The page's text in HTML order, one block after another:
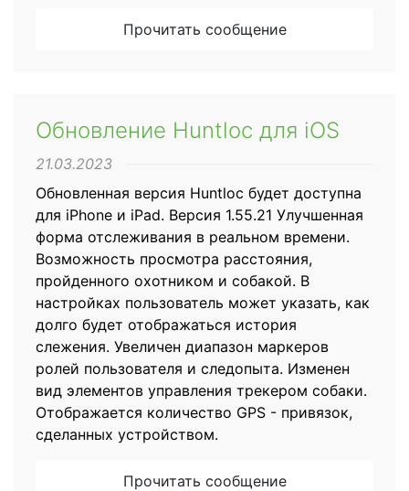
Прочитать сообщение
Обновление Huntloc для iOS
21.03.2023
Обновленная версия Huntloc будет доступна
для iPhone и iPad. Версия 1.55.21 Улучшенная
форма отслеживания в реальном времени.
Возможность просмотра расстояния,
пройденного охотником и собакой. В
настройках пользователь может указать, как
долго будет отображаться история
слежения. Увеличен диапазон маркеров
ролей пользователя и следопыта. Изменен
вид элементов управления трекером собаки.
Отображается количество GPS - привязок,
сделанных устройством.
Прочитать сообщение